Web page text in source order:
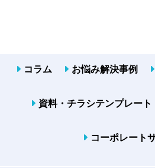
コラム お悩み解決事例
資料・チラシテンプレート
コーポレート